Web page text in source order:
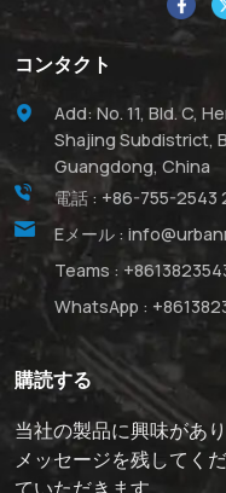
コンタクト
Add: No. 11, Bld. C,
Shajing Subdistrict,
Guangdong, China
電話 :+86-755-2543
Eメール :
Teams :
WhatsApp :
購読する
当社の製品に興味があ
メッセージを残してく
ていただきます。